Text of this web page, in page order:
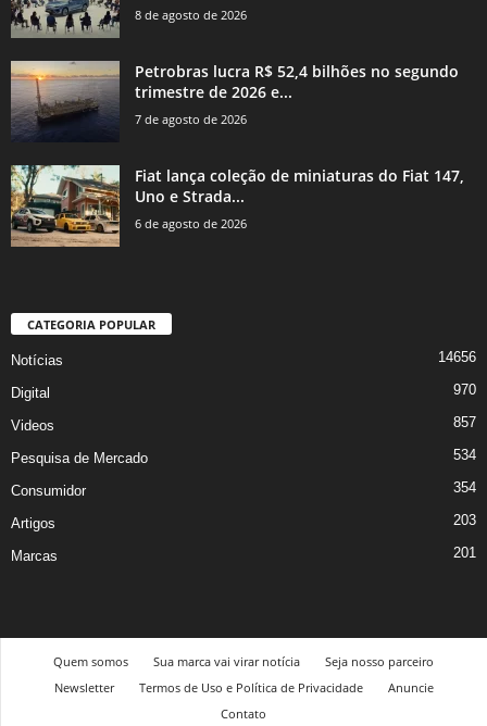
8 de agosto de 2026
Petrobras lucra R$ 52,4 bilhões no segundo
trimestre de 2026 e...
7 de agosto de 2026
Fiat lança coleção de miniaturas do Fiat 147,
Uno e Strada...
6 de agosto de 2026
CATEGORIA POPULAR
Notícias 14656
Digital 970
Videos 857
Pesquisa de Mercado 534
Consumidor 354
Artigos 203
Marcas 201
Quem somos Sua marca vai virar notícia
Seja nosso parceiro
Newsletter
Termos de Uso e Política de Privacidade
Anuncie
Contato